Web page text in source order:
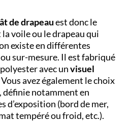
de drapeauest donc le
voile ou le drapeau qui
existe en différentes
sur-mesure. Il est fabriqué
avec unvisuel
Vous avez également le choix
définie notamment en
d’exposition (bord de mer,
tempéré ou froid, etc.).